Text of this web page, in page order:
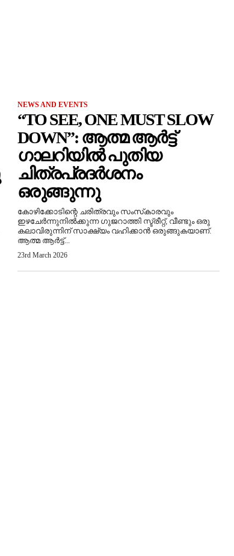
NEWS AND EVENTS
“TO SEE, ONE MUST SLOW
DOWN”: ആത്മ ആർട്ട്
ഗാലറിയിൽ പുതിയ
ചിത്രപ്രദർശനം
ഒരുങ്ങുന്നു
കോഴിക്കോടിന്റെ ചരിത്രവും സംസ്‌കാരവും
ഇഴചേർന്നുനിൽക്കുന്ന ഗുജറാത്തി സ്ട്രീറ്റ്, വീണ്ടും ഒരു
കലാവിരുന്നിന് സാക്ഷ്യം വഹിക്കാൻ ഒരുങ്ങുകയാണ്.
ആത്മ ആർട്ട്...
23rd March 2026